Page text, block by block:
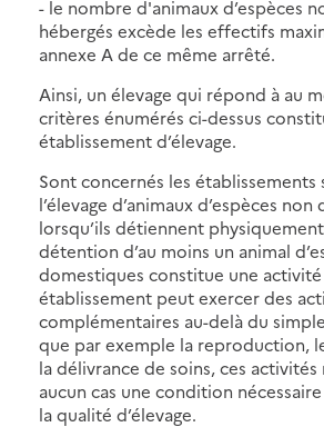
- le nombre d'animaux d’espèces
hébergés excède les effectifs
annexe A de ce même arrêté.
Ainsi, un élevage qui répond à au
critères énumérés ci-dessus
établissement d’élevage.
Sont concernés les établissements
l’élevage d’animaux d’espèces
lorsqu’ils détiennent
détention d’au moins un animal
domestiques constitue une activité
établissement peut exercer des
complémentaires au-delà du
que par exemple la reproduction,
la délivrance de soins, ces
aucun cas une condition
la qualité d’élevage.